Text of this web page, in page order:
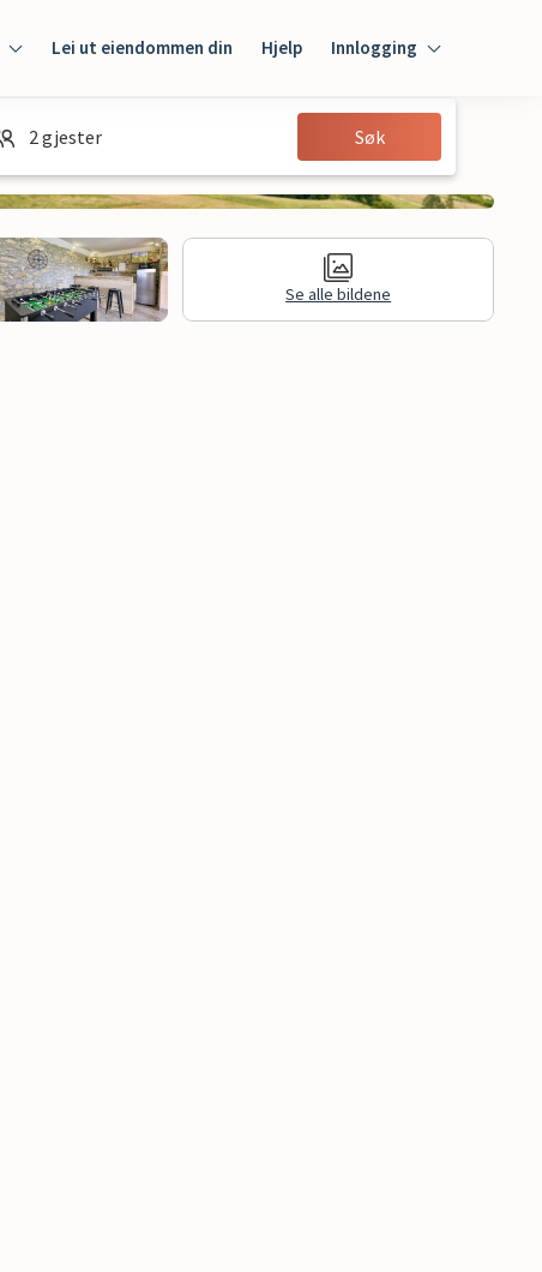
Lei ut eiendommen din Hjelp Innlogging
Innlogging
Gjest
2 gjester Søk
Se alle bildene